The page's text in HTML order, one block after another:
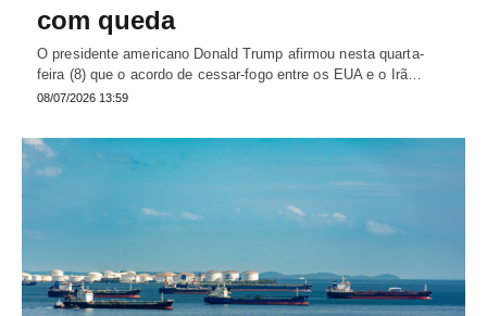
com queda
O presidente americano Donald Trump afirmou nesta quarta-
feira (8) que o acordo de cessar-fogo entre os EUA e o Irã…
08/07/2026 13:59